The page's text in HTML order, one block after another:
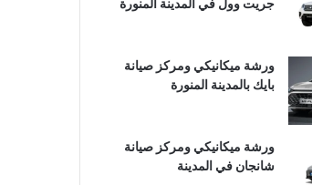
ورشة ميكانيكي ومركز صيانة
بايك بالمدينة المنورة
ورشة ميكانيكي ومركز صيانة
شانجان في المدينة